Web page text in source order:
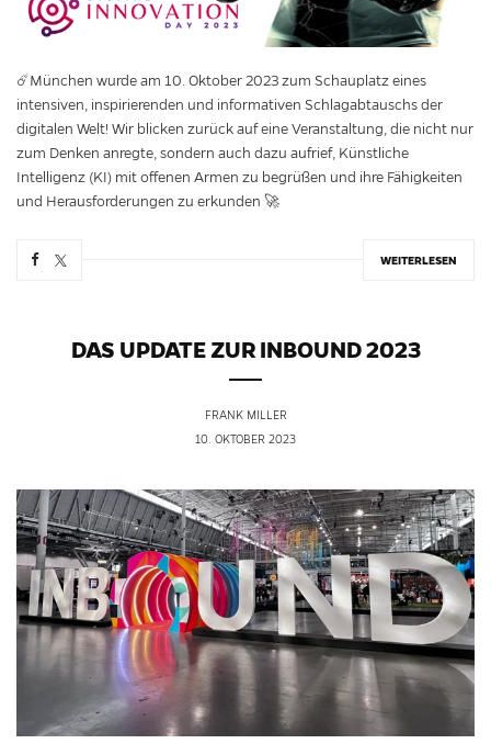
☄️München wurde am 10. Oktober 2023 zum Schauplatz eines
intensiven, inspirierenden und informativen Schlagabtauschs der
digitalen Welt! Wir blicken zurück auf eine Veranstaltung, die nicht nur
zum Denken anregte, sondern auch dazu aufrief, Künstliche
Intelligenz (KI) mit offenen Armen zu begrüßen und ihre Fähigkeiten
und Herausforderungen zu erkunden 🚀
WEITERLESEN
DAS UPDATE ZUR INBOUND 2023
FRANK MILLER
10. OKTOBER 2023